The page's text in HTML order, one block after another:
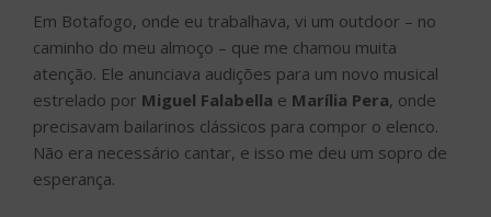
Em Botafogo, onde eu trabalhava, vi um outdoor – no
caminho do meu almoço – que me chamou muita
atenção. Ele anunciava audições para um novo musical
estrelado por Miguel Falabella e Marília Pera, onde
precisavam bailarinos clássicos para compor o elenco.
Não era necessário cantar, e isso me deu um sopro de
esperança.